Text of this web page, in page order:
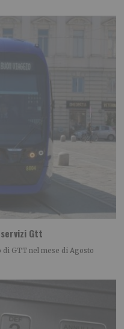
Gtt
GTT nel mese di Agosto